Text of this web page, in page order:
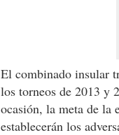
El combinado insular
los torneos de 2013 y
ocasión, la meta de la
establecerán los